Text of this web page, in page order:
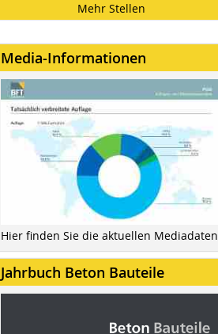
Mehr Stellen
Media-Informationen
Hier finden Sie die aktuellen Mediadaten
Jahrbuch Beton Bauteile